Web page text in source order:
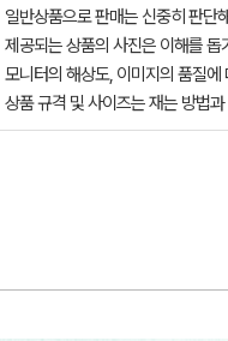
일반상품으로 판매는 신중히 판단
제공되는 상품의 사진은 이해를
모니터의 해상도, 이미지의 품질
상품 규격 및 사이즈는 재는 방법